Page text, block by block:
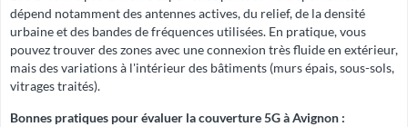
dépend notamment des antennes actives, du relief, de la densité
urbaine et des bandes de fréquences utilisées. En pratique, vous
pouvez trouver des zones avec une connexion très fluide en extérieur,
mais des variations à l'intérieur des bâtiments (murs épais, sous-sols,
vitrages traités).
Bonnes pratiques pour évaluer la couverture 5G à Avignon :